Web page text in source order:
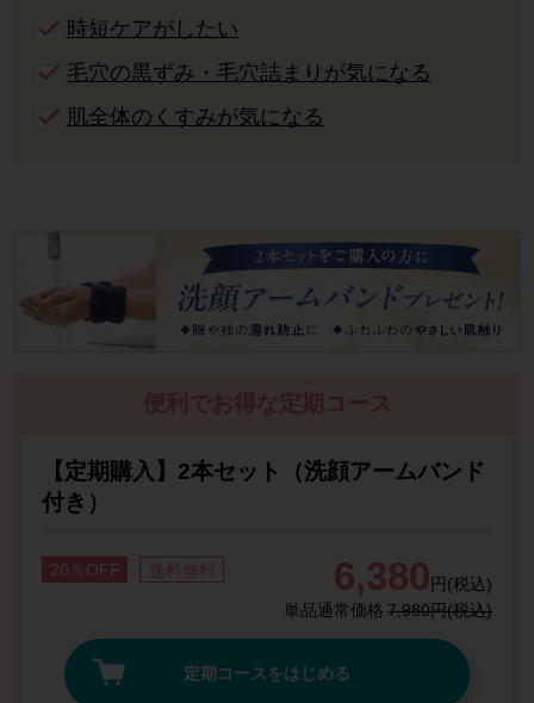
時短ケアがしたい
毛穴の黒ずみ・毛穴詰まりが気になる
肌全体のくすみが気になる
【定期購入】2本セット（洗顔アームバンド
付き）
20％OFF 送料無料 6,380 円(税込)
単品通常価格 7,980円(税込)
定期コースをはじめる